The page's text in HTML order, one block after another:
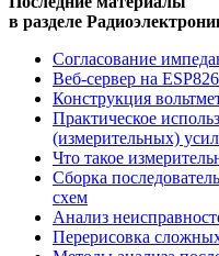
в разделе
Согласование
Веб-сервер на
Конструкция
Практическое
(измерительных)
Что такое
Сборка
схем
Анализ
Перерисовка